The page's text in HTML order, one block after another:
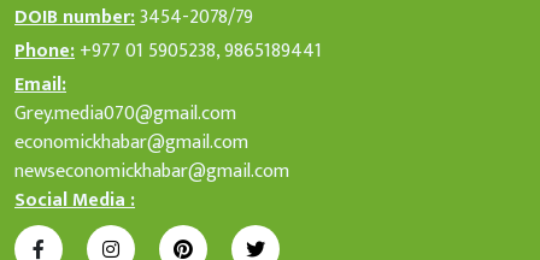
DOIB number:3454-2078/79
Phone:+977 01 5905238, 9865189441
Email:
Grey.media070@gmail.com
economickhabar@gmail.com
newseconomickhabar@gmail.com
Social Media :